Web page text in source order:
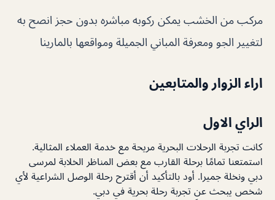
مركب من الخشب يمكن ركوبه مباشره بدون حجز انصح به
لتغيير الجو ومعرفة المباني الجميلة ومواقعها بالمارينا
اراء الزوار والمتابعين
الراي الاول
كانت تجربة الرحلات البحرية مريحة مع خدمة العملاء المثالية.
استمتعنا تمامًا برحلة القارب مع بعض المناظر الخلابة لمرسى
دبي ونخلة جميرا. أود بالتأكيد أن أقترح رحلة الوصل الشراعية لأي
شخص يبحث عن تجربة رحلة بحرية في دبي.